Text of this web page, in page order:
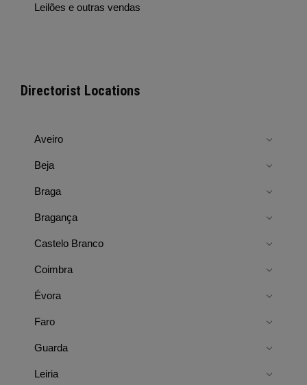
Leilões e outras vendas
Directorist Locations
Aveiro
Beja
Braga
Bragança
Castelo Branco
Coimbra
Évora
Faro
Guarda
Leiria